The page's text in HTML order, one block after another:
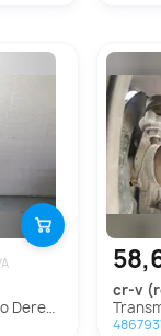
Honda Cr-V
cr-v